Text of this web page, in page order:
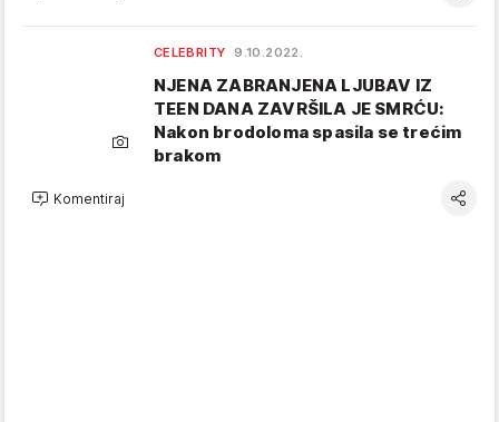
CELEBRITY 9.10.2022.
NJENA ZABRANJENA LJUBAV IZ
TEEN DANA ZAVRŠILA JE SMRĆU:
Nakon brodoloma spasila se trećim
brakom
Komentiraj